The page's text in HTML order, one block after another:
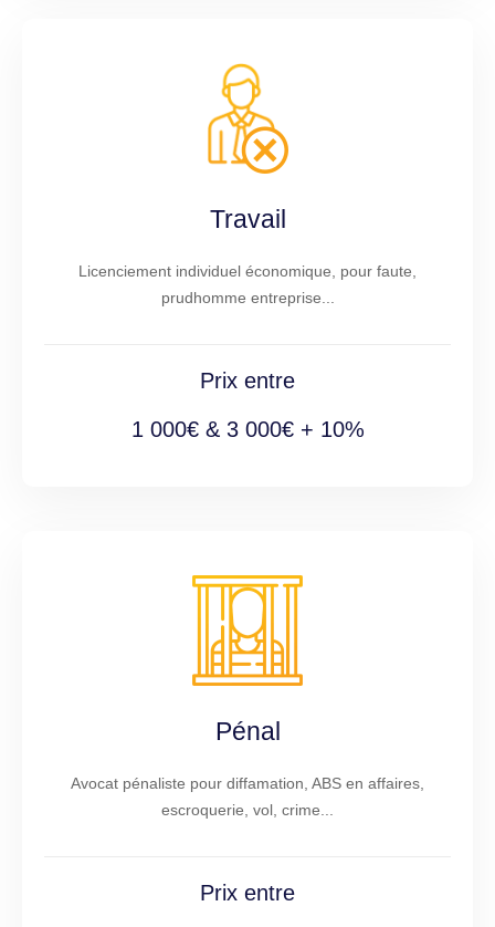
Travail
Licenciement individuel économique, pour faute,
prudhomme entreprise...
Prix entre
1 000€ & 3 000€ + 10%
Pénal
Avocat pénaliste pour diffamation, ABS en affaires,
escroquerie, vol, crime...
Prix entre